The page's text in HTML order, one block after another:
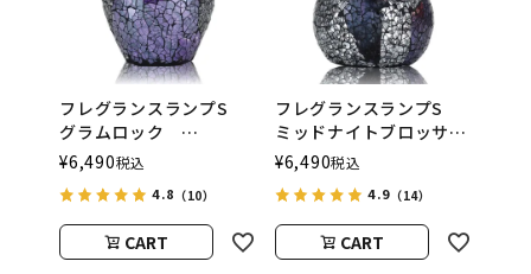
フレグランスランプS
グラムロック
ASHLEIGH&BURWOOD
（アシュレイアンドバー
ウッド）
¥6,490税込
4.8 （10）
CART
フレグランスランプS
ミッドナイトブロッサ
ム
ASHLEIGH&BURWOOD
（アシュレイアンドバー
ウッド）
¥6,490税込
4.9（14）
CART